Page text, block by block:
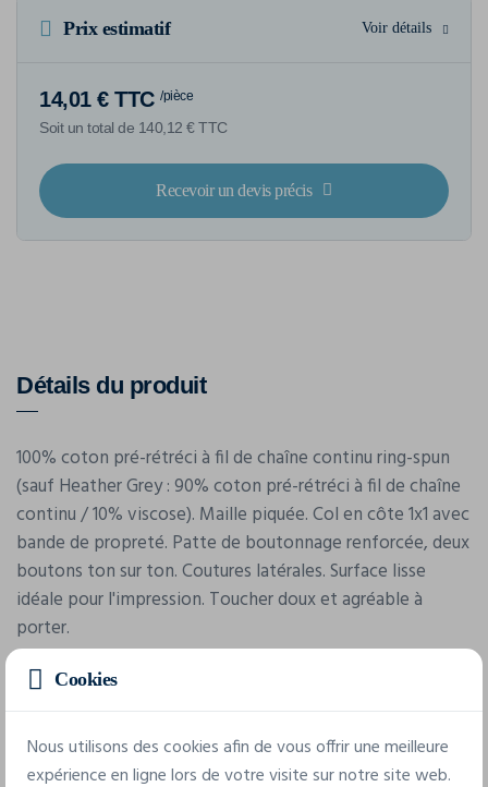
Prix estimatif Voir détails
14,01 € TTC /pièce
Soit un total de 140,12 € TTC
Recevoir un devis précis
Détails du produit
100% coton pré-rétréci à fil de chaîne continu ring-spun
(sauf Heather Grey : 90% coton pré-rétréci à fil de chaîne
continu / 10% viscose). Maille piquée. Col en côte 1x1 avec
bande de propreté. Patte de boutonnage renforcée, deux
boutons ton sur ton. Coutures latérales. Surface lisse
idéale pour l'impression. Toucher doux et agréable à
porter.
Cookies
Nous utilisons des cookies afin de vous offrir une meilleure
expérience en ligne lors de votre visite sur notre site web.